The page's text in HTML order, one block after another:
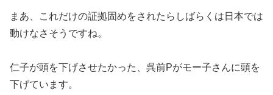
まあ、これだけの証拠固めをされたらしばらくは日本では
動けなさそうですね。
仁子が頭を下げさせたかった、呉前Pがモー子さんに頭を
下げています。